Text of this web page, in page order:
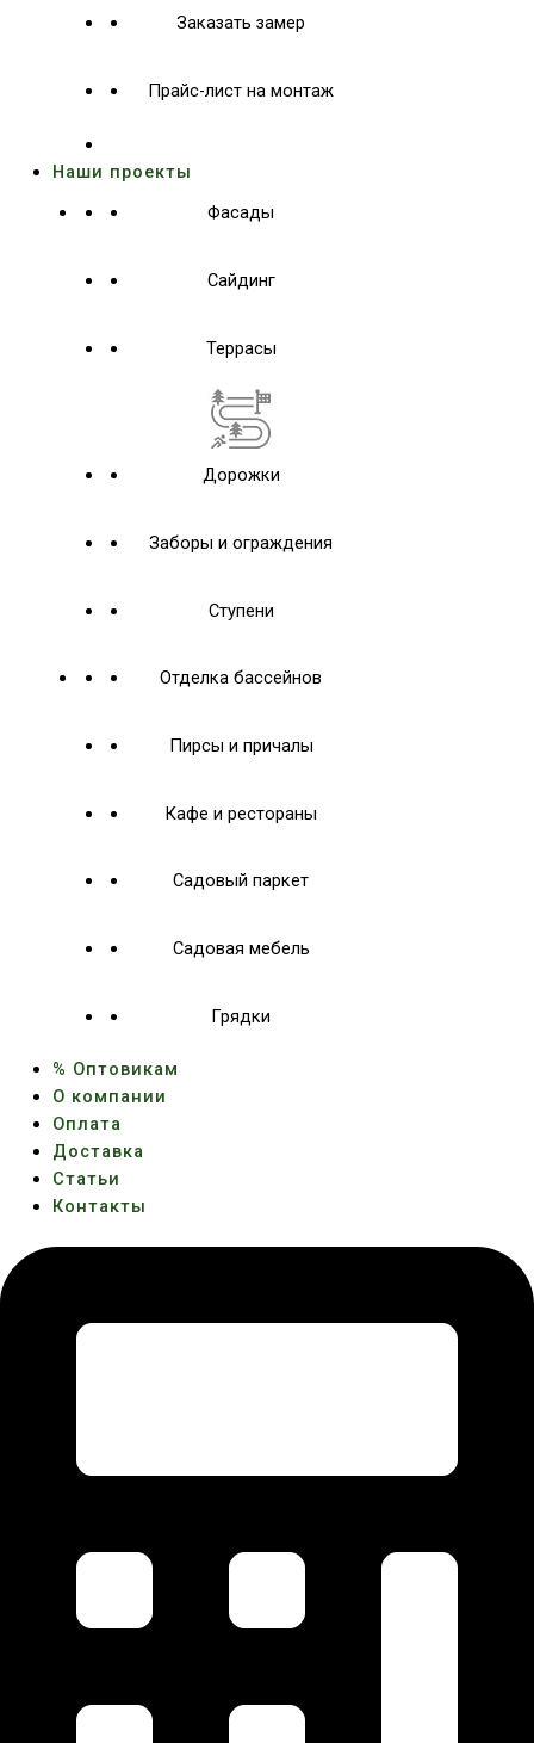
Заказать замер
Прайс-лист на монтаж
Наши проекты
Фасады
Сайдинг
Террасы
Дорожки
Заборы и ограждения
Ступени
Отделка бассейнов
Пирсы и причалы
Кафе и рестораны
Садовый паркет
Садовая мебель
Грядки
% Оптовикам
О компании
Оплата
Доставка
Статьи
Контакты